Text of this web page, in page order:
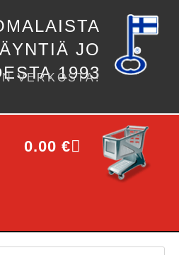
JO
1993
VERKOSTA!
0.00€